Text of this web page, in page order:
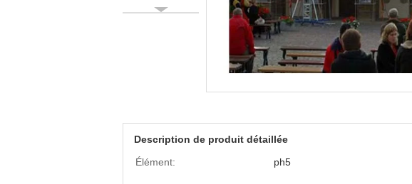
Description de produit détaillée
Élément:
ph5